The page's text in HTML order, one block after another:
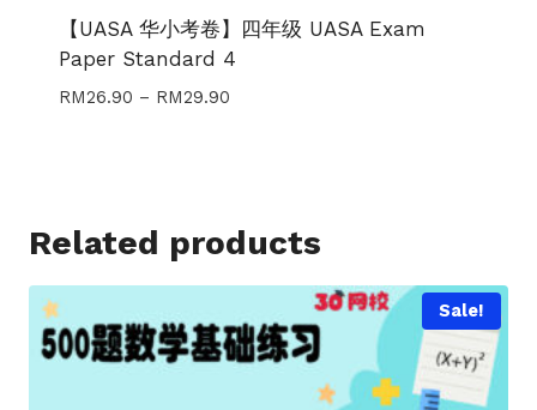
【UASA 华小考卷】四年级 UASA Exam
Paper Standard 4
RM26.90 – RM29.90Price
Related products
Sale!